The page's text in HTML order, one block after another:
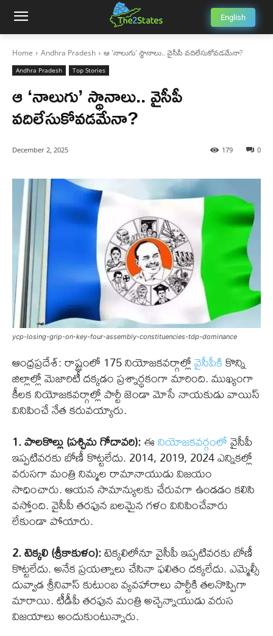
English
Home Andhra Pradesh ఆ 'నాలుగు' స్థానాలు.. వైసీపీ వదిలేసుకోవడమేనా?
Andhra Pradesh Top Stories
ఆ ‘నాలుగు’ స్థానాలు.. వైసీపీ
వదిలేసుకోవడమేనా?
December 2, 2025 0
179
ycp-losing-grip-on-key-four-assembly-constituencies-tdp-dominance
ఆంధ్రప్రదేశ్: రాష్ట్రంలో 175 నియోజకవర్గాల్లోవైసీపీకికొన్ని
జిల్లాల్లో మెజారిటీ దక్కడం ప్రశ్నార్థకంగా మారింది. ముఖ్యంగా
కీలక నియోజకవర్గాల్లో పార్టీ జెండా మోసే నాయకుడు వాయిస్
వినిపించే నేత కరువయ్యారు.
1. పాలకొల్లు (పశ్చిమ గోదావరి):ఈనియోజకవర్గంలోవైసీపీ
ఇప్పటివరకు బోణీ కొట్టలేదు. 2014, 2019, 2024 ఎన్నికల్లో
వరుసగా మంత్రి నిమ్మల రామానాయుడు విజయం
సాధించారు. ఆయన సామాన్యులకు చేరువగా ఉండడం కలిసి
వస్తోంది. వైసీపీ తరఫున బలమైన గళం వినిపించేవారు
లేకుండా పోయారు.
2. టెక్కలి (శ్రీకాకుళం):టెక్కలిలోనూ వైసీపీ ఇప్పటివరకు బోణీ
కొట్టలేదు. అనేక ప్రయత్నాలు చేసినా ఫలితం దక్కలేదు. ఎమ్మెల్సీ
దువ్వాడ శ్రీనివాస్ కుటుంబ వ్యవహారాలు పార్టీకి తలనొప్పిగా
మారాయి. టీడీపీ తరఫున మంత్రి అచ్చెన్నాయుడు వరుస
విజయాలు అందుకుంటున్నారు.